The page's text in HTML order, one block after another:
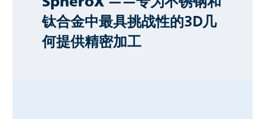
钛合金中最具挑战性的3D几
何提供精密加工